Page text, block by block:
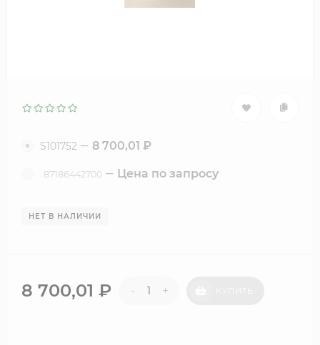
S101752 8 700,01 ₽
87186442700 Цена по запросу
НЕТ В НАЛИЧИИ
8 700,01 ₽ - +